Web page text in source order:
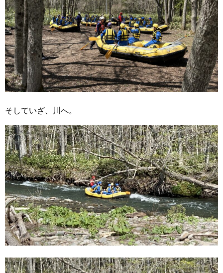
そしていざ、川へ。